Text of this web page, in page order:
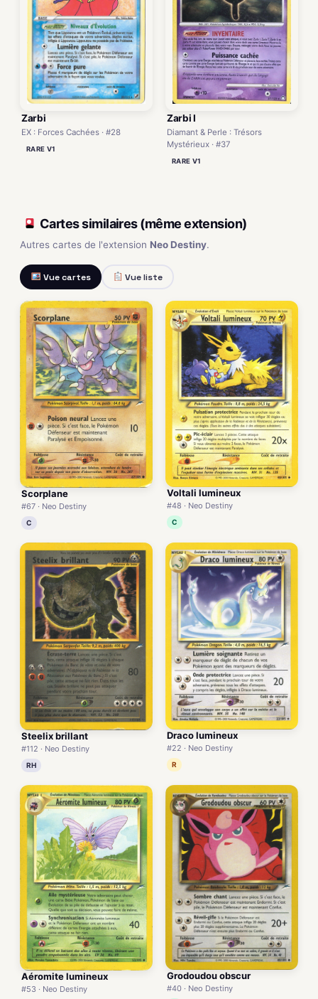
Zarbi
EX : Forces Cachées · #28
RARE V1
Zarbi I
Diamant & Perle : Trésors
Mystérieux · #37
RARE V1
Cartes similaires (même extension)
Autres cartes de l'extension Neo Destiny.
Vue cartes Vue liste
Scorplane
#67 · Neo Destiny
C
Voltali lumineux
#48 · Neo Destiny
C
Steelix brillant
#112 · Neo Destiny
RH
Draco lumineux
#22 · Neo Destiny
R
Aéromite lumineux
#53 · Neo Destiny
Grodoudou obscur
#40 · Neo Destiny